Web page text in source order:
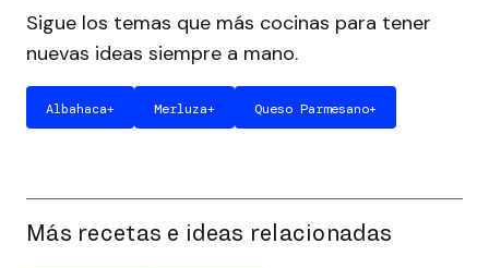
Sigue los temas que más cocinas para tener
nuevas ideas siempre a mano.
Albahaca+ Merluza+ Queso Parmesano+
Más recetas e ideas relacionadas